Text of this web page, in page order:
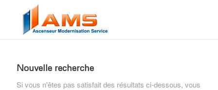
Nouvelle recherche
Si vous n'êtes pas satisfait des résultats ci-dessous, vous